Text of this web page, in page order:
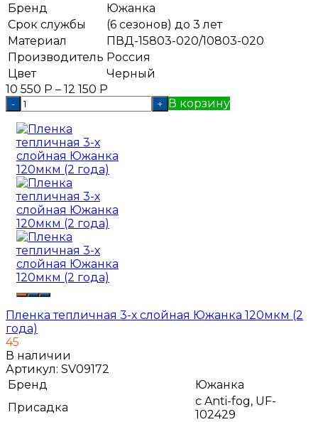
Бренд
Южанка
Срок службы
(6 сезонов) до 3 лет
Материал
ПВД-15803-020/10803-020
Производитель Россия
Цвет
Черный
10 550 Р – 12 150 Р
- + В корзину
Пленка тепличная 3-х слойная Южанка 120мкм (2
года)
45
В наличии
Артикул: SV09172
Бренд
Южанка
Присадка
с Anti-fog, UF-
102429